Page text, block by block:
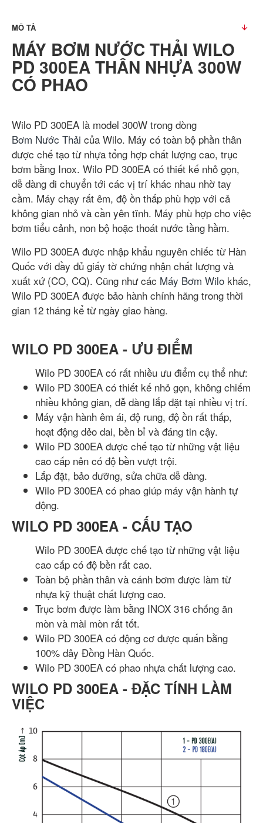
MÔ TẢ
MÁY BƠM NƯỚC THẢI WILO
PD 300EA THÂN NHỰA 300W
CÓ PHAO
Wilo PD 300EA là model 300W trong dòng
Bơm Nước Thải của Wilo. Máy có toàn bộ phần thân
được chế tạo từ nhựa tổng hợp chất lượng cao, trục
bơm bằng Inox. Wilo PD 300EA có thiết kế nhỏ gọn,
dễ dàng di chuyển tới các vị trí khác nhau nhờ tay
cầm. Máy chạy rất êm, độ ồn thấp phù hợp với cả
không gian nhỏ và cần yên tĩnh. Máy phù hợp cho việc
bơm tiểu cảnh, non bộ hoặc thoát nước tầng hầm.
Wilo PD 300EA được nhập khẩu nguyên chiếc từ Hàn
Quốc với đầy đủ giấy tờ chứng nhận chất lượng và
xuất xứ (CO, CQ). Cũng như các Máy Bơm Wilo khác,
Wilo PD 300EA được bảo hành chính hãng trong thời
gian 12 tháng kể từ ngày giao hàng.
WILO PD 300EA - ƯU ĐIỂM
Wilo PD 300EA có rất nhiều ưu điểm cụ thể như:
Wilo PD 300EA có thiết kế nhỏ gọn, không chiếm
nhiều không gian, dễ dàng lắp đặt tại nhiều vị trí.
Máy vận hành êm ái, độ rung, độ ồn rất thấp,
hoạt động dẻo dai, bền bỉ và đáng tin cậy.
Wilo PD 300EA được chế tạo từ những vật liệu
cao cấp nên có độ bền vượt trội.
Lắp đặt, bảo dưỡng, sửa chữa dễ dàng.
Wilo PD 300EA có phao giúp máy vận hành tự
động.
WILO PD 300EA - CẤU TẠO
Wilo PD 300EA được chế tạo từ những vật liệu
cao cấp có độ bền rất cao.
Toàn bộ phần thân và cánh bơm được làm từ
nhựa kỹ thuật chất lượng cao.
Trục bơm được làm bằng INOX 316 chống ăn
mòn và mài mòn rất tốt.
Wilo PD 300EA có động cơ được quấn bằng
100% dây Đồng Hàn Quốc.
Wilo PD 300EA có phao nhựa chất lượng cao.
WILO PD 300EA - ĐẶC TÍNH LÀM
VIỆC